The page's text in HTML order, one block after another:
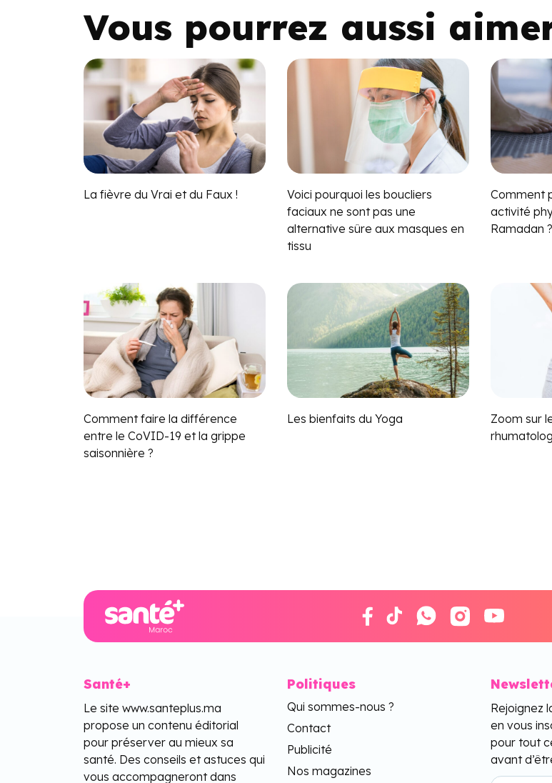
Vous pourrez aussi
La fièvre du Vrai et du Faux !
Voici pourquoi les boucliers
faciaux ne sont pas une
alternative sûre aux masques en
tissu
Comment
activité
Ramadan ?
Comment faire la différence
entre le CoVID-19 et la grippe
saisonnière ?
Les bienfaits du Yoga
Zoom sur
Santé+
Le site www.santeplus.ma
propose un contenu éditorial
pour préserver au mieux sa
santé. Des conseils et astuces qui
vous accompagneront dans
Politiques
Qui sommes-nous ?
Contact
Publicité
Nos magazines
Rejoignez
en vous
pour tout
avant